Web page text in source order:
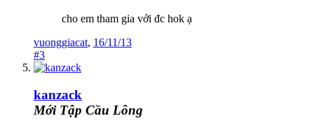
cho em tham gia với đc hok ạ
vuonggiacat, 16/11/13
#3
kanzack
Mới Tập Cầu Lông